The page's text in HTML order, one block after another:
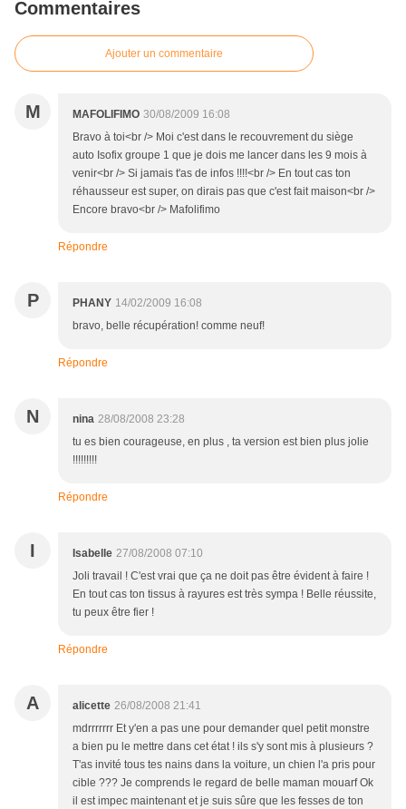
Commentaires
Ajouter un commentaire
M MAFOLIFIMO 30/08/2009 16:08
Bravo à toi<br /> Moi c'est dans le recouvrement du siège
auto Isofix groupe 1 que je dois me lancer dans les 9 mois à
venir<br /> Si jamais t'as de infos !!!!<br /> En tout cas ton
réhausseur est super, on dirais pas que c'est fait maison<br />
Encore bravo<br /> Mafolifimo
Répondre
P PHANY 14/02/2009 16:08
bravo, belle récupération! comme neuf!
Répondre
N nina 28/08/2008 23:28
tu es bien courageuse, en plus , ta version est bien plus jolie
!!!!!!!!!
Répondre
I Isabelle 27/08/2008 07:10
Joli travail ! C'est vrai que ça ne doit pas être évident à faire !
En tout cas ton tissus à rayures est très sympa ! Belle réussite,
tu peux être fier !
Répondre
A alicette 26/08/2008 21:41
mdrrrrrrr Et y'en a pas une pour demander quel petit monstre
a bien pu le mettre dans cet état ! ils s'y sont mis à plusieurs ?
T'as invité tous tes nains dans la voiture, un chien l'a pris pour
cible ??? Je comprends le regard de belle maman mouarf Ok
il est impec maintenant et je suis sûre que les fesses de ton